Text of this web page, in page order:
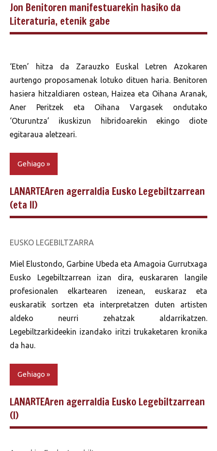
Jon Benitoren manifestuarekin hasiko da
Literaturia, etenik gabe
‘Eten’ hitza da Zarauzko Euskal Letren Azokaren
aurtengo proposamenak lotuko dituen haria. Benitoren
hasiera hitzaldiaren ostean, Haizea eta Oihana Aranak,
Aner Peritzek eta Oihana Vargasek ondutako
‘Oturuntza’ ikuskizun hibridoarekin ekingo diote
egitaraua aletzeari.
Gehiago
LANARTEAren agerraldia Eusko Legebiltzarrean
(eta II)
EUSKO LEGEBILTZARRA
Miel Elustondo, Garbine Ubeda eta Amagoia Gurrutxaga
Eusko Legebiltzarrean izan dira, euskararen langile
profesionalen elkartearen izenean, euskaraz eta
euskaratik sortzen eta interpretatzen duten artisten
aldeko neurri zehatzak aldarrikatzen.
Legebiltzarkideekin izandako iritzi trukaketaren kronika
da hau.
Gehiago
LANARTEAren agerraldia Eusko Legebiltzarrean
(I)